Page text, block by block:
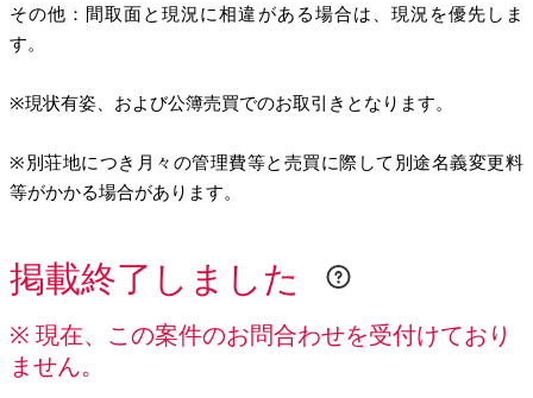
その他：間取面と現況に相違がある場合は、現況を優先しま
す。
※現状有姿、および公簿売買でのお取引きとなります。
※別荘地につき月々の管理費等と売買に際して別途名義変更料
等がかかる場合があります。
掲載終了しました
※ 現在、この案件のお問合わせを受付けており
ません。